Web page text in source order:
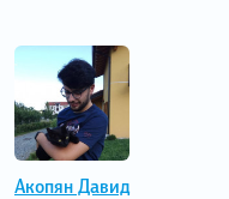
Акопян Давид